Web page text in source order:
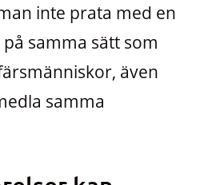
inte prata med en
samma sätt som
även
samma